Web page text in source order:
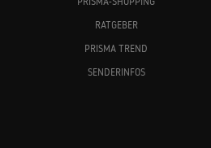
RATGEBER
PRISMA TREND
SENDERINFOS